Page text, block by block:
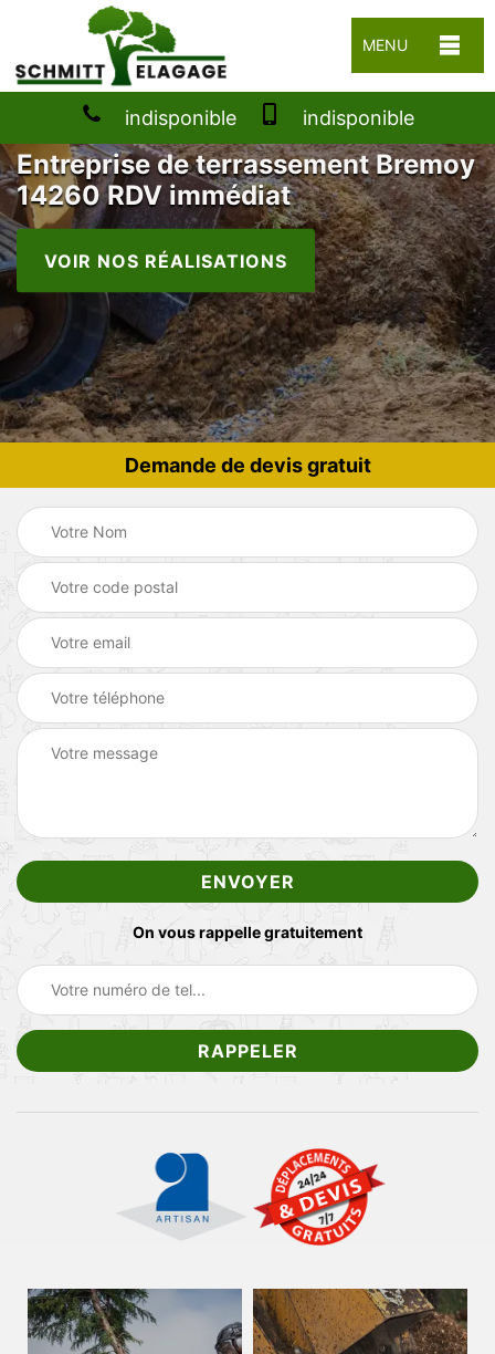
MENU
indisponible indisponible
Entreprise de terrassement Bremoy
14260 RDV immédiat
VOIR NOS RÉALISATIONS
Demande de devis gratuit
On vous rappelle gratuitement